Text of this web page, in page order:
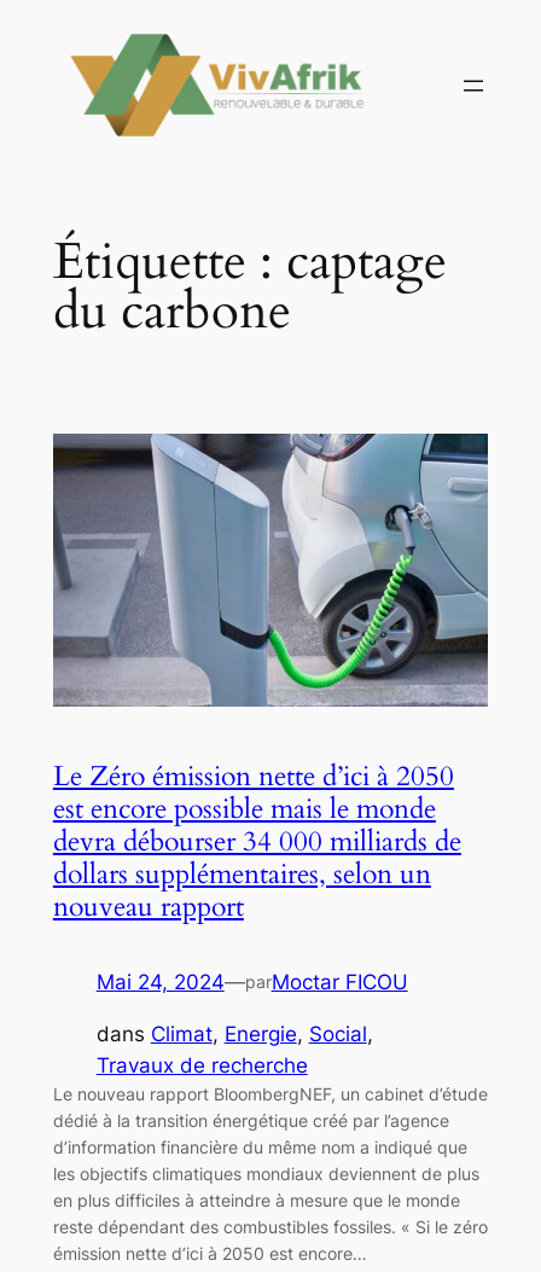
contenu
Étiquette : captage
du carbone
Le Zéro émission nette d’ici à 2050
est encore possible mais le monde
devra débourser 34 000 milliards de
dollars supplémentaires, selon un
nouveau rapport
Mai 24, 2024—parMoctar FICOU
dans Climat, Energie, Social
Travaux de recherche
Le nouveau rapport BloombergNEF, un cabinet d’étude
dédié à la transition énergétique créé par l’agence
d’information financière du même nom a indiqué que
les objectifs climatiques mondiaux deviennent de plus
en plus difficiles à atteindre à mesure que le monde
reste dépendant des combustibles fossiles. « Si le zéro
émission nette d’ici à 2050 est encore…